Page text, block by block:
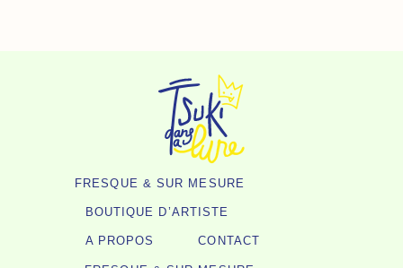
FRESQUE & SUR MESURE
BOUTIQUE D’ARTISTE
A PROPOS CONTACT